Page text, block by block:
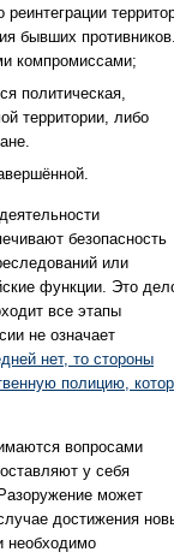
бывших противников.
компромиссами;
политическая,
территории, либо
безопасность
или
функции. Это
все этапы
не означает
нет, то стороны
полицию,
вопросами
у себя
может
достижения
необходимо